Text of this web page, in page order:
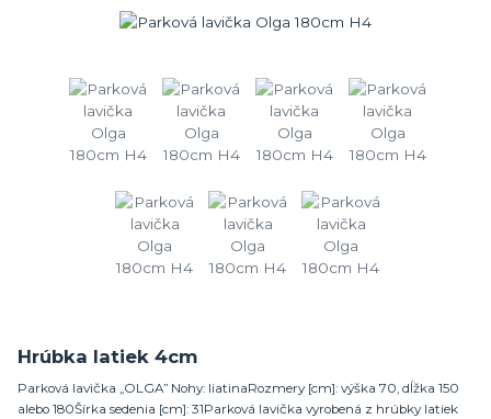
Hrúbka latiek 4cm
Parková lavička „OLGA” Nohy: liatinaRozmery [cm]: výška 70, dĺžka 150
alebo 180Šírka sedenia [cm]: 31Parková lavička vyrobená z hrúbky latiek